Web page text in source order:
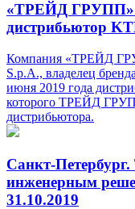
«ТРЕЙД ГРУПП»
дистрибьютор
Компания «ТРЕЙД
S.p.A., владелец
июня 2019 года
которого ТРЕЙД
дистрибьютора.
Санкт-
инженерным
31.10.2019